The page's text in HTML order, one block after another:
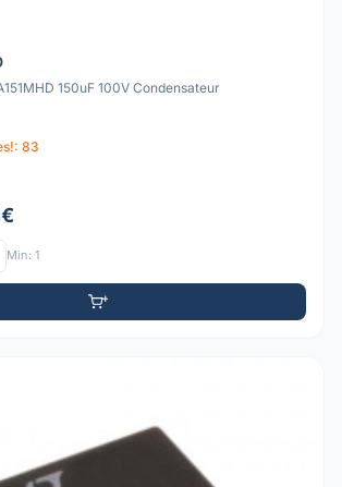
150uF 100V Condensateur
83
Min: 1